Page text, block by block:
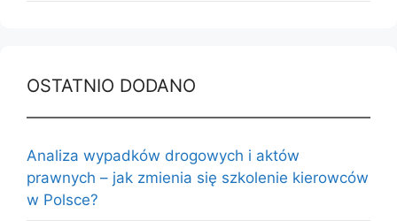
OSTATNIO DODANO
Analiza wypadków drogowych i aktów
prawnych – jak zmienia się szkolenie kierowców
w Polsce?